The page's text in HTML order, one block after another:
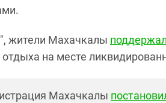
", жители Махачкалы
на месте
Махачкалы